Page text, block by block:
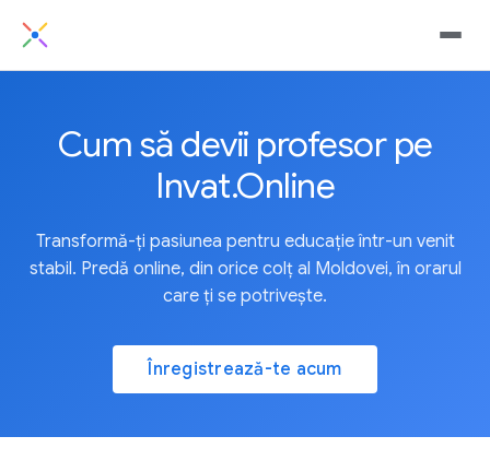
Cum să devii profesor pe
Invat.Online
Transformă-ți pasiunea pentru educație într-un venit
stabil. Predă online, din orice colț al Moldovei, în orarul
care ți se potrivește.
Înregistrează-te acum